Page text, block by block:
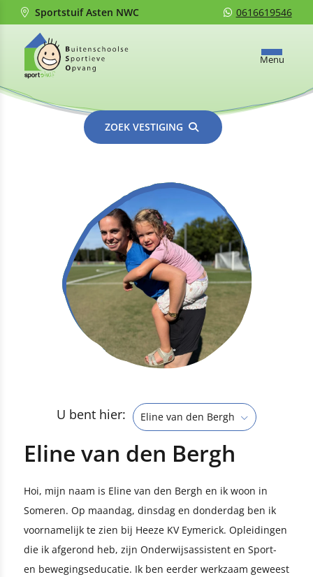
Sportstuif Asten NWC 0616619546
Menu
ZOEK VESTIGING
U bent hier: Eline van den Bergh
Eline van den Bergh
Hoi, mijn naam is Eline van den Bergh en ik woon in
Someren. Op maandag, dinsdag en donderdag ben ik
voornamelijk te zien bij Heeze KV Eymerick. Opleidingen
die ik afgerond heb, zijn Onderwijsassistent en Sport-
en bewegingseducatie. Ik ben eerder werkzaam geweest